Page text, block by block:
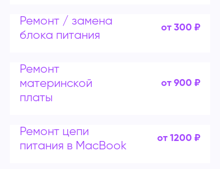
Ремонт / замена
блока питания
от 300 ₽
Ремонт
материнской
платы
от 900 ₽
Ремонт цепи
питания в MacBook
от 1200 ₽